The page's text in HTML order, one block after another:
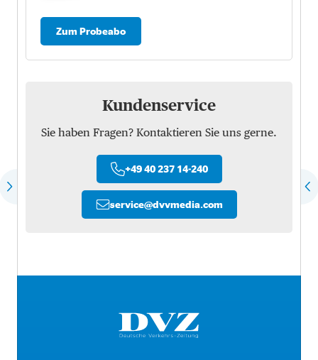
Zum Probeabo
Kundenservice
Sie haben Fragen? Kontaktieren Sie uns gerne.
+49 40 237 14-240
service@dvvmedia.com